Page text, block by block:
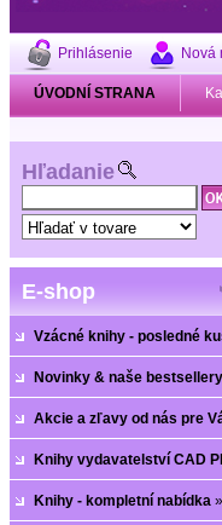
Prihlásenie Nová
ÚVODNÍ STRANA
Hľadanie
E-shop
Vzácné knihy - posledné
Novinky & naše bestsellery
Akcie a zľavy od nás pre
Knihy vydavatelství CAD
» Knihy - kompletní nabídka »